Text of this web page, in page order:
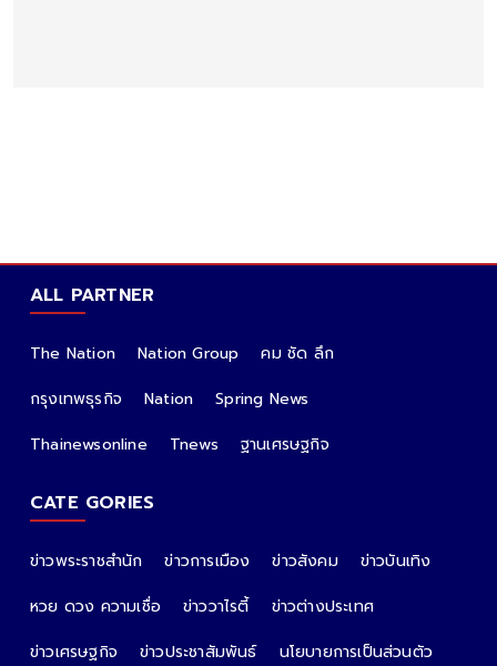
ALL PARTNER
The Nation Nation Group
คม ชัด ลึก
กรุงเทพธุรกิจ
Nation
Spring News
Thainewsonline
Tnews ฐานเศรษฐกิจ
CATE GORIES
ข่าวพระราชสำนัก ข่าวการเมือง ข่าวสังคม
ข่าวบันเทิง
หวย ดวง ความเชื่อ
ข่าววาไรตี้
ข่าวต่างประเทศ
ข่าวเศรษฐกิจ
ข่าวประชาสัมพันธ์ นโยบายการเป็นส่วนตัว